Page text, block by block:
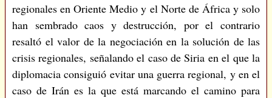
regionales en Oriente Medio y el Norte de África y solo
han sembrado caos y destrucción, por el contrario
resaltó el valor de la negociación en la solución de las
crisis regionales, señalando el caso de Siria en el que la
diplomacia consiguió evitar una guerra regional, y en el
caso de Irán es la que está marcando el camino para